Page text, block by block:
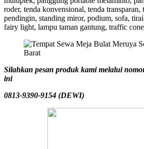
roder, tenda konvensional, tenda transparan,
pendingin, standing miror, podium, sofa,
fairy light, lampu taman gantung, traffic
Silahkan pesan produk kami melalui
ini
0813-9390-9154 (DEWI)